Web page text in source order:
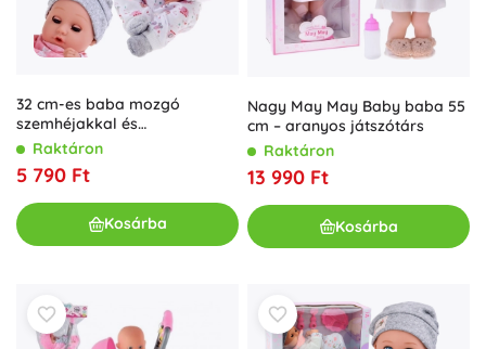
32 cm-es baba mozgó
szemhéjakkal és
etetőkészlettel
Raktáron
5 790 Ft
Kosárba
Nagy May May Baby baba 55
cm – aranyos játszótárs
Raktáron
13 990 Ft
Kosárba